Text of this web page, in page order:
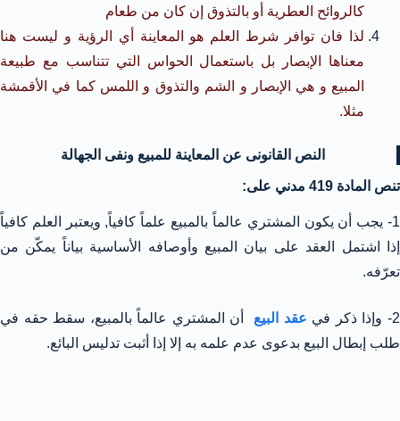
كالروائح العطرية أو بالتذوق إن كان من طعام
لذا فان توافر شرط العلم هو المعاينة أي الرؤية و ليست هنا
معناها الإبصار بل باستعمال الحواس التي تتناسب مع طبيعة
المبيع و هي الإبصار و الشم والتذوق و اللمس كما في الأقمشة
مثلا.
النص القانونى عن المعاينة للمبيع ونفى الجهالة
تنص المادة 419 مدني على:
1- يجب أن يكون المشتري عالماً بالمبيع علماً كافياً, ويعتبر العلم كافياً
إذا اشتمل العقد على بيان المبيع وأوصافه الأساسية بياناً يمكّن من
تعرّفه.
2- وإذا ذكر في عقد البيع أن المشتري عالماً بالمبيع، سقط حقه في
طلب إبطال البيع بدعوى عدم علمه به إلا إذا أثبت تدليس البائع.